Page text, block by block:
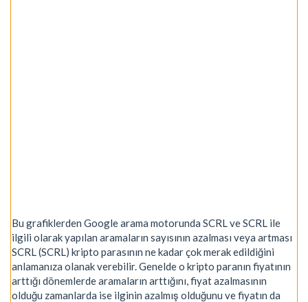
Bu grafiklerden Google arama motorunda SCRL ve SCRL ile
ilgili olarak yapılan aramaların sayısının azalması veya artması
SCRL (SCRL) kripto parasının ne kadar çok merak edildiğini
anlamanıza olanak verebilir. Genelde o kripto paranın fiyatının
arttığı dönemlerde aramaların arttığını, fiyat azalmasının
olduğu zamanlarda ise ilginin azalmış olduğunu ve fiyatın da